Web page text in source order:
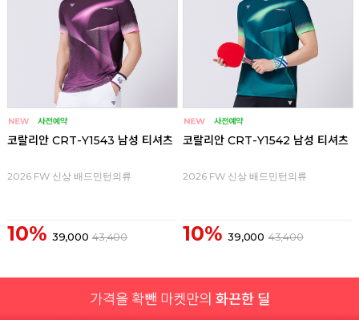
코랄리안 CRT-Y1543 남성 티셔츠
2026 FW 신상 배드민턴의류
10% 39,000 43,400
코랄리안 CRT-Y1542 남성 티셔츠
2026 FW 신상 배드민턴의류
10% 39,000 43,400